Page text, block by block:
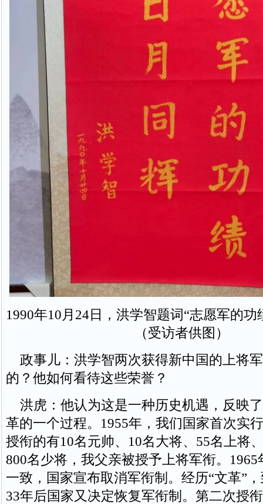
1990年10月24日，洪学智题词“志愿军的功
（受访者供图）
政事儿：洪学智两次获得新中国的上将
的？他如何看待这些荣誉？
洪虎：他认为这是一种历史机遇，反映
革的一个过程。1955年，我们国家首次实
授衔的有10名元帅、10名大将、55名上将
800名少将，我父亲被授予上将军衔。
一致，国家宣布取消军衔制。经历“文革”
33年后国家又决定恢复军衔制。第二次授